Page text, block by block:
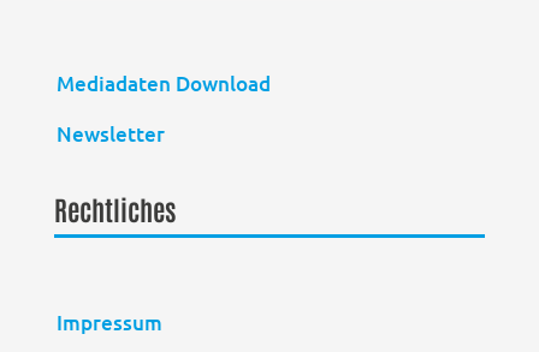
Mediadaten Download
Newsletter
Rechtliches
Impressum